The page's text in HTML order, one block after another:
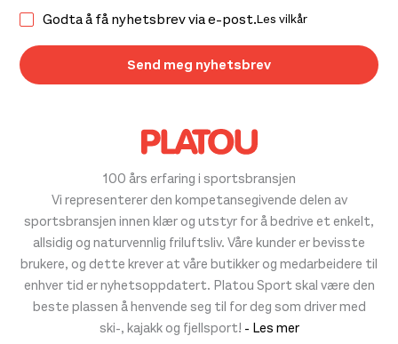
100 års erfaring i sportsbransjen
Vi representerer den kompetansegivende delen av
sportsbransjen innen klær og utstyr for å bedrive et enkelt,
allsidig og naturvennlig friluftsliv. Våre kunder er bevisste
brukere, og dette krever at våre butikker og medarbeidere til
enhver tid er nyhetsoppdatert. Platou Sport skal være den
beste plassen å henvende seg til for deg som driver med
ski-, kajakk og fjellsport! - Les mer
Godta å få nyhetsbrev via e-post.Les vilkår